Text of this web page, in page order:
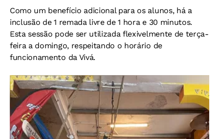
Como um benefício adicional para os alunos, há a
inclusão de 1 remada livre de 1 hora e 30 minutos.
Esta sessão pode ser utilizada flexivelmente de terça-
feira a domingo, respeitando o horário de
funcionamento da Vivá.